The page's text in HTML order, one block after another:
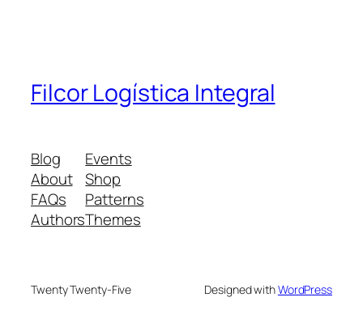
Filcor Logística Integral
Blog
About
FAQs
Authors
Events
Shop
Patterns
Themes
Twenty Twenty-Five Designed withWordPress